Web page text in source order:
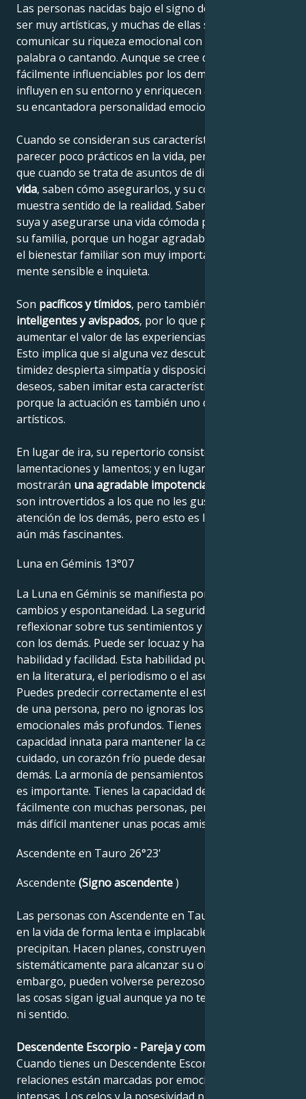
Las personas nacidas bajo el signo de Cáncer suelen
ser muy artísticas, y muchas de ellas saben
comunicar su riqueza emocional con un pincel, con la
palabra o cantando. Aunque se cree que son
fácilmente influenciables por los demás, en realidad
influyen en su entorno y enriquecen a los demás con
su encantadora personalidad emocional.
Cuando se consideran sus características, pueden
parecer poco prácticos en la vida, pero la realidad es
que cuando se trata de asuntos de dinero y
vida, saben cómo asegurarlos, y su comportamiento
muestra sentido de la realidad. Saben salirse con la
suya y asegurarse una vida cómoda para ellos y para
su familia, porque un hogar agradable y acogedor y
el bienestar familiar son muy importantes para su
mente sensible e inquieta.
Son pacíficos y tímidos, pero también
inteligentes y avispados, por lo que pueden
aumentar el valor de las experiencias acumuladas.
Esto implica que si alguna vez descubren que su
timidez despierta simpatía y disposición a cumplir sus
deseos, saben imitar esta característica personal
porque la actuación es también uno de sus talentos
artísticos.
En lugar de ira, su repertorio consiste en
lamentaciones y lamentos; y en lugar de agresividad
mostrarán una agradable impotencia
son introvertidos a los que no les gusta llamar la
atención de los demás, pero esto es lo que les hace
aún más fascinantes.
Luna en Géminis 13°07
La Luna en Géminis se manifiesta por la necesidad de
cambios y espontaneidad. La seguridad reside en
reflexionar sobre tus sentimientos y compartirlos
con los demás. Puede ser locuaz y hablar con
habilidad y facilidad. Esta habilidad puede utilizarse
en la literatura, el periodismo o el asesoramiento.
Puedes predecir correctamente el estado de ánimo
de una persona, pero no ignoras los motivos
emocionales más profundos. Tienes una buena
capacidad innata para mantener la cabeza fría, pero
cuidado, un corazón frío puede desanimar a los
demás. La armonía de pensamientos y sentimientos
es importante. Tienes la capacidad de relacionarte
fácilmente con muchas personas, pero te resulta
más difícil mantener unas pocas amistades sólidas.
Ascendente en Tauro 26°23'
Ascendente (Signo ascendente)
Las personas con Ascendente en Tauro se adentran
en la vida de forma lenta e implacable. No se
precipitan. Hacen planes, construyen y trabajan
sistemáticamente para alcanzar su objetivo. Sin
embargo, pueden volverse perezosos, o quieren que
las cosas sigan igual aunque ya no tengan propósito
ni sentido.
Descendente Escorpio - Pareja y compatibilidad
Cuando tienes un Descendente Escorpio tus
relaciones están marcadas por emociones fuertes e